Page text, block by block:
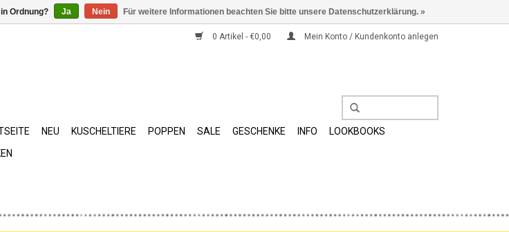
0 Artikel - €0,00 Mein Konto / Kundenkonto anlegen
NEU KUSCHELTIERE POPPEN SALE GESCHENKE INFO
LOOKBOOKS
Ordnung? Ja Nein Für weitere Informationen beachten Sie bitte unsere Datenschutzerklärung. »